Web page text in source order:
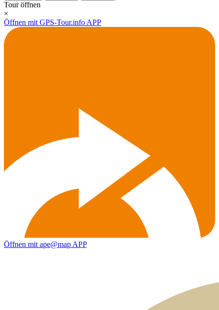
Tour öffnen
×
Öffnen mit GPS-Tour.info APP
Öffnen mit ape@map APP